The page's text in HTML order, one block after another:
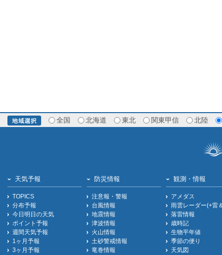
全国 北海道 東北 関東甲信 北陸
天気予報
TOPICS
分布予報
今日明日の天気
ポイント予報
週間天気予報
1ヶ月予報
3ヶ月予報
防災情報
注意報・警報
台風情報
地震情報
津波情報
火山情報
土砂警戒情報
竜巻情報
観測・情報
アメダス
雨雲レーダー(+雷
落雷情報
歳時記
生物平年値
季節の便り
天気図